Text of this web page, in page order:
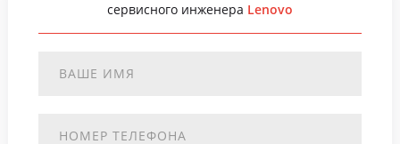
сервисного инженера Lenovo